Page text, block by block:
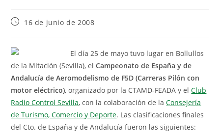
16 de junio de 2008
El día 25 de mayo tuvo lugar en Bollullos
de la Mitación (Sevilla), elCampeonato de España y de
Andalucía de Aeromodelismo de F5D (Carreras Pilón con
motor eléctrico), organizado por la CTAMD-FEADA y elClub
Radio Control Sevilla, con la colaboración de laConsejería
de Turismo, Comercio y Deporte. Las clasificaciones finales
del Cto. de España y de Andalucía fueron las siguientes: